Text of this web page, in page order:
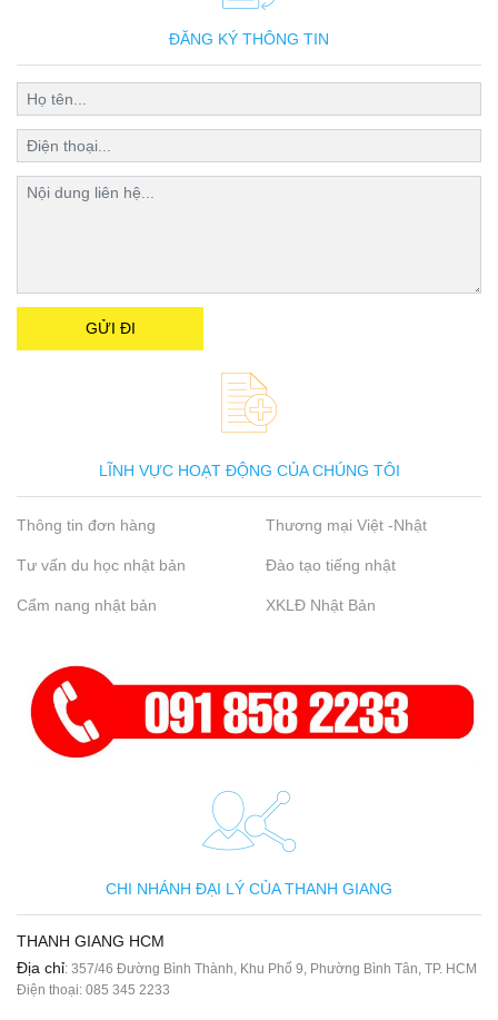
ĐĂNG KÝ THÔNG TIN
LĨNH VỰC HOẠT ĐỘNG CỦA CHÚNG TÔI
Thông tin đơn hàng Thương mại Việt -Nhật
Tư vấn du học nhật bản Đào tạo tiếng nhật
Cẩm nang nhật bản XKLĐ Nhật Bản
CHI NHÁNH ĐẠI LÝ CỦA THANH GIANG
THANH GIANG HCM
Địa chỉ: 357/46 Đường Bình Thành, Khu Phố 9, Phường Bình Tân, TP. HCM
Điện thoại: 085 345 2233